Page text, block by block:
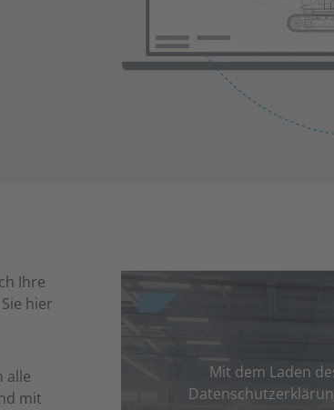
Ihre
hier
alle
mit
Mit dem Laden